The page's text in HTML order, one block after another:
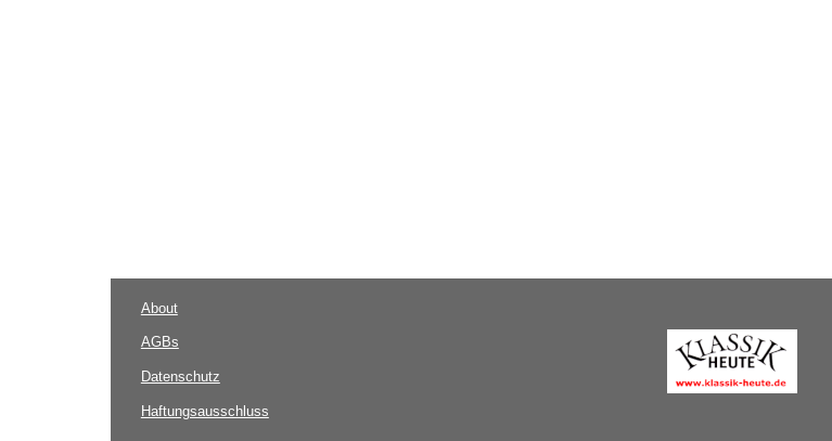
About
AGBs
Datenschutz
Haftungsausschluss